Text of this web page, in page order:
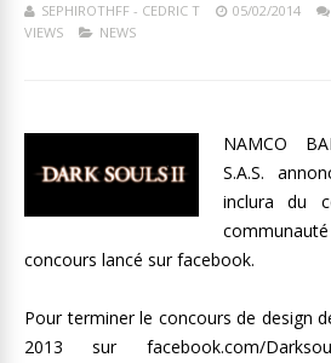
SEPHIROTHFF - CEDRIC T 05/02/2014
VIEWS
NEWS
NAMCO
S.A.S.
inclura du
concours lancé sur facebook.
Pour terminer le concours de design
2013 sur facebook.com/